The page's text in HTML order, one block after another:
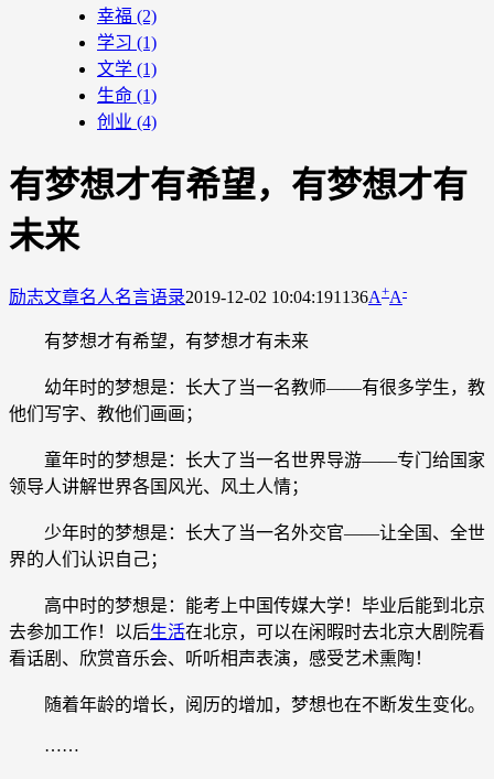
幸福 (2)
学习 (1)
文学 (1)
生命 (1)
创业 (4)
有梦想才有希望，有梦想才有
未来
励志文章名人名言语录2019-12-02 10:04:191136A+A-
有梦想才有希望，有梦想才有未来
幼年时的梦想是：长大了当一名教师——有很多学生，教
他们写字、教他们画画；
童年时的梦想是：长大了当一名世界导游——专门给国家
领导人讲解世界各国风光、风土人情；
少年时的梦想是：长大了当一名外交官——让全国、全世
界的人们认识自己；
高中时的梦想是：能考上中国传媒大学！毕业后能到北京
去参加工作！以后生活在北京，可以在闲暇时去北京大剧院看
看话剧、欣赏音乐会、听听相声表演，感受艺术熏陶！
随着年龄的增长，阅历的增加，梦想也在不断发生变化。
……